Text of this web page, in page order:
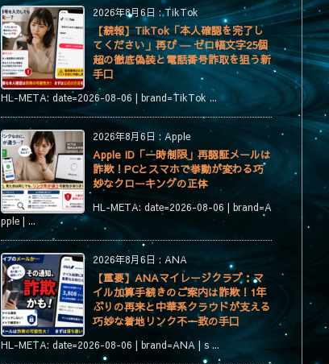
ー
2026年8月6日:TikTok
【続報】TikTok「本人確認を完了し
てください」再び ― ゼロ幅文字25個
超の徹底偽装と電話番号詐取を狙う新
手口
HL-META: date=2026-08-06 | brand=TikTok ...
2026年8月6日 : Apple
Apple ID「一時制限」再認証メールは
詐欺！PCとスマホで挙動が変わる巧
妙なクローキングの正体
HL-META: date=2026-08-06 | brand=A
pple | ...
2026年8月6日 : ANA
【重要】ANAマイレージクラブ：マ
イル加算手続きのご案内は詐欺！1年
ぶりの再来と中華系クラウドが支える
巧妙な着地リンク不一致の手口
HL-META: date=2026-08-06 | brand=ANA | s ...